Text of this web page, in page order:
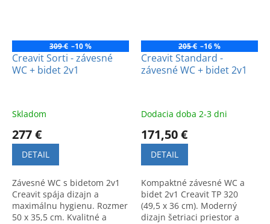
309 € –10 %
Creavit Sorti - závesné
WC + bidet 2v1
Skladom
277 €
DETAIL
Závesné WC s bidetom 2v1
Creavit spája dizajn a
maximálnu hygienu. Rozmer
50 x 35,5 cm. Kvalitné a
205 € –16 %
Creavit Standard -
závesné WC + bidet 2v1
Dodacia doba 2-3 dni
171,50 €
DETAIL
Kompaktné závesné WC a
bidet 2v1 Creavit TP 320
(49,5 x 36 cm). Moderný
dizajn šetriaci priestor a